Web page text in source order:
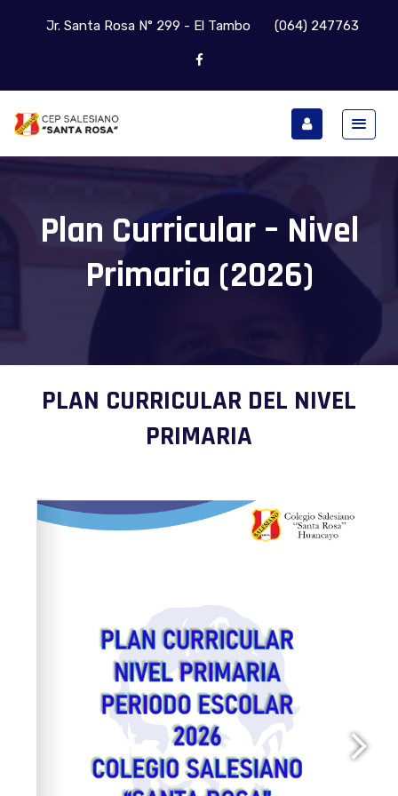
Jr. Santa Rosa N° 299 - El Tambo (064) 247763
Plan Curricular – Nivel
Primaria (2026)
PLAN CURRICULAR DEL NIVEL
PRIMARIA